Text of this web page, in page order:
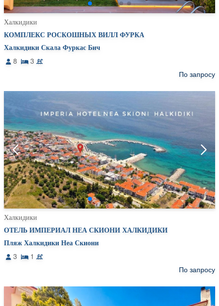
Халкидики
КОМПЛЕКС РОСКОШНЫХ ВИЛЛ ФУРКА
Халкидики Скала Фуркас Бич
8
3
По запросу
Халкидики
ОТЕЛЬ ИМПЕРИАЛ НЕА СКИОНИ ХАЛКИДИКИ
Пляж Халкидики Неа Скиони
3
1
По запросу